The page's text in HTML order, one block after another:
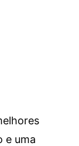
e uma